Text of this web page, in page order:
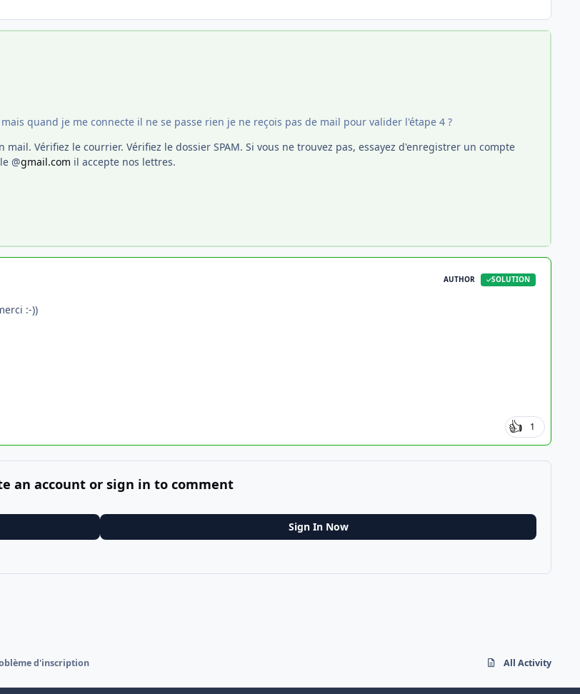
quand je me connecte il ne se passe rien je ne reçois pas de mail pour valider l'étape 4 ?
mail. Vérifiez le courrier. Vérifiez le dossier SPAM. Si vous ne trouvez pas, essayez d'enregistrer un compte
@gmail.com il accepte nos lettres.
AUTHOR SOLUTION
:-))
1
an account or sign in to comment
Sign In Now
d'inscription All Activity